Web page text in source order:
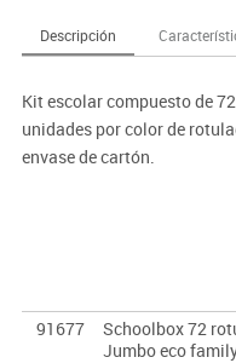
Descripción
Kit escolar compuesto de
unidades por color de
envase de cartón.
91677
Schoolbox 72
Jumbo eco